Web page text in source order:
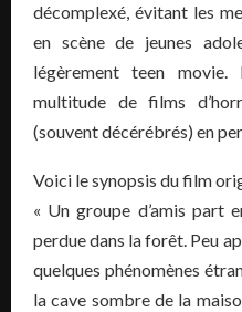
décomplexé, évitant les
en scène de jeunes
légèrement teen
multitude de films
(souvent décérébrés) en
Voici le synopsis du film
« Un groupe d’amis part
perdue dans la forêt. Peu
quelques phénomènes
la cave sombre de la